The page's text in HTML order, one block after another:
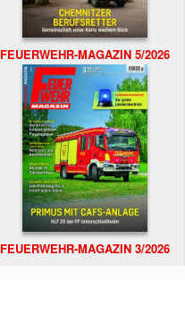
FEUERWEHR-MAGAZIN 5/2026
FEUERWEHR-MAGAZIN 3/2026